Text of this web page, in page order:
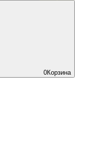
0Корзина